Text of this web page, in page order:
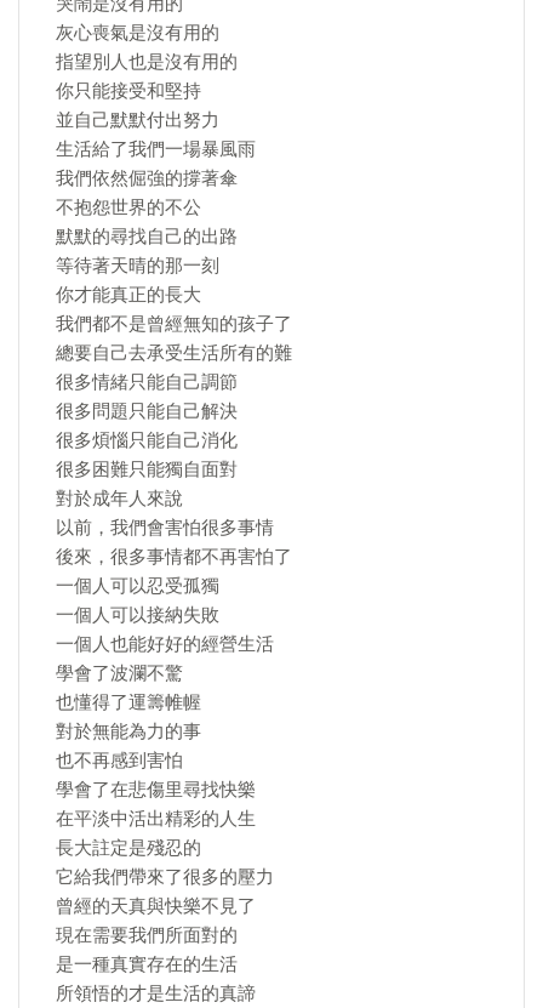
灰心喪氣是沒有用的
指望別人也是沒有用的
你只能接受和堅持
並自己默默付出努力
生活給了我們一場暴風雨
我們依然倔強的撐著傘
不抱怨世界的不公
默默的尋找自己的出路
等待著天晴的那一刻
你才能真正的長大
我們都不是曾經無知的孩子了
總要自己去承受生活所有的難
很多情緒只能自己調節
很多問題只能自己解決
很多煩惱只能自己消化
很多困難只能獨自面對
對於成年人來說
以前，我們會害怕很多事情
後來，很多事情都不再害怕了
一個人可以忍受孤獨
一個人可以接納失敗
一個人也能好好的經營生活
學會了波瀾不驚
也懂得了運籌帷幄
對於無能為力的事
也不再感到害怕
學會了在悲傷里尋找快樂
在平淡中活出精彩的人生
長大註定是殘忍的
它給我們帶來了很多的壓力
曾經的天真與快樂不見了
現在需要我們所面對的
是一種真實存在的生活
所領悟的才是生活的真諦